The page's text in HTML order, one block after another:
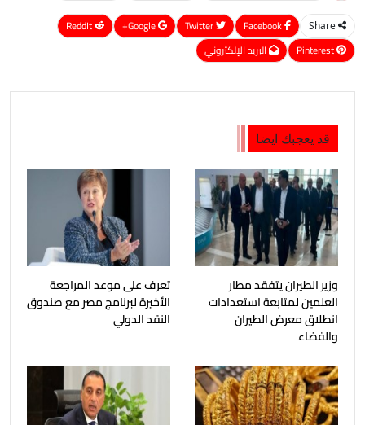
Share
Google+
ReddIt
Pinterest
البريد الإلكتروني
قد يعجبك ايضا
وزير الطيران يتفقد مطار
العلمين لمتابعة استعدادات
انطلاق معرض الطيران
والفضاء
تعرف على موعد المراجعة
الأخيرة لبرنامج مصر مع صندوق
النقد الدولي